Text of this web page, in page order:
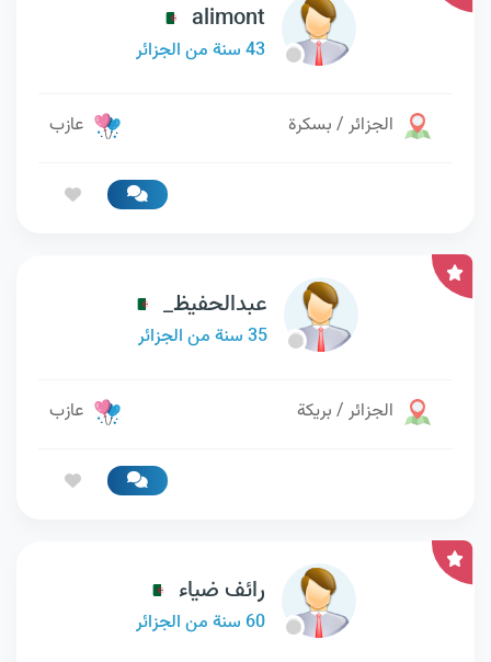
alimont
43 سنة من الجزائر
الجزائر / بسكرة عازب
عبدالحفيظ_
35 سنة من الجزائر
الجزائر / بريكة عازب
رائف ضياء
60 سنة من الجزائر